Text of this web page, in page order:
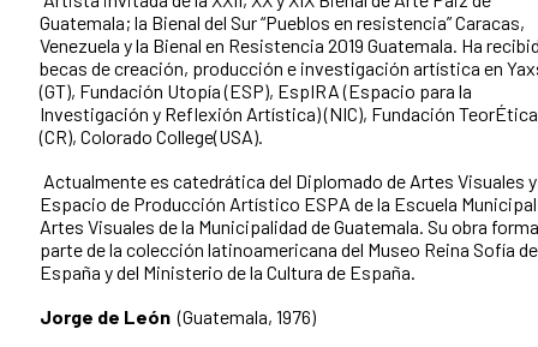
Guatemala; la Bienal del Sur “Pueblos en resistencia” Caracas,
Venezuela y la Bienal en Resistencia 2019 Guatemala. Ha
becas de creación, producción e investigación artística en
(GT), Fundación Utopía (ESP), EspIRA (Espacio para la
Investigación y Reflexión Artística) (NIC), Fundación TeorÉtica
(CR), Colorado College(USA).
Actualmente es catedrática del Diplomado de Artes Visuales
Espacio de Producción Artístico ESPA de la Escuela
Artes Visuales de la Municipalidad de Guatemala. Su obra forma
parte de la colección latinoamericana del Museo Reina Sofía de
España y del Ministerio de la Cultura de España.
Jorge de León(Guatemala, 1976)